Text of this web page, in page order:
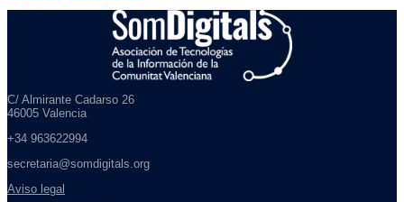
C/ Almirante Cadarso 26
46005 Valencia
+34 963622994
secretaria@somdigitals.org
Aviso legal